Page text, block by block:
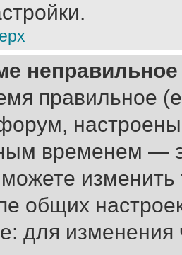
правильное
настроены
временем —
изменить
общих
для изменения